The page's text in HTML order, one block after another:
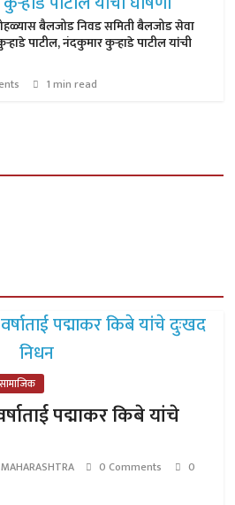
बैलजोड निवड समिती बैलजोड सेवा
पाटील, नंदकुमार कुऱ्हाडे पाटील यांची
1 min read
सामाजिक
पद्माकर किबे यांचे
0 Comments
0